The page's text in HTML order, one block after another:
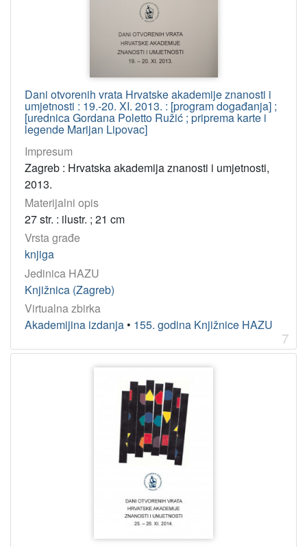
Dani otvorenih vrata Hrvatske akademije znanosti i
umjetnosti : 19.-20. XI. 2013. : [program događanja] ;
[urednica Gordana Poletto Ružić ; priprema karte i
legende Marijan Lipovac]
Impresum
Zagreb : Hrvatska akademija znanosti i umjetnosti,
2013.
Materijalni opis
27 str. : ilustr. ; 21 cm
Vrsta građe
knjiga
Jedinica HAZU
Knjižnica (Zagreb)
Virtualna zbirka
Akademijina izdanja • 155. godina Knjižnice HAZU
7